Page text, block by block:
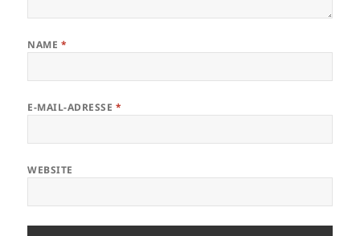
NAME *
E-MAIL-ADRESSE *
WEBSITE